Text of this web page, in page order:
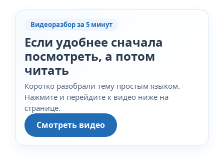
Видеоразбор за 5 минут
Если удобнее сначала
посмотреть, а потом
читать
Коротко разобрали тему простым языком.
Нажмите и перейдите к видео ниже на
странице.
Смотреть видео